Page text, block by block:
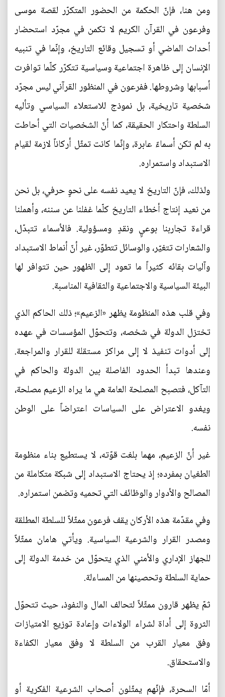
ومن هنا، فإنّ الحكمة من الحضور المتكرّر لقصة موسى
وفرعون في القرآن الكريم لا تكمن في مجرّد استحضار
أحداث الماضي أو تسجيل وقائع التاريخ، وإنّما في تنبيه
الإنسان إلى ظاهرة اجتماعية وسياسية تتكرّر كلّما توافرت
أسبابها وشروطها. ففرعون في المنظور القرآني ليس مجرّد
شخصية تاريخية، بل نموذج للاستعلاء السياسي وتأليه
السلطة واحتكار الحقيقة، كما أنّ الشخصيات التي أحاطت
به لم تكن أسماءً عابرة، وإنّما كانت تمثّل أركاناً لازمة لقيام
الاستبداد واستمراره.
ولذلك، فإنّ التاريخ لا يعيد نفسه على نحوٍ حرفي، بل نحن
من نعيد إنتاج أخطاء التاريخ كلّما غفلنا عن سننه، وأهملنا
قراءة تجاربنا بوعيٍ ونقدٍ ومسؤولية. فالأسماء تتبدّل،
والشعارات تتغيّر، والوسائل تتطوّر، غير أنّ أنماط الاستبداد
وآليات بقائه كثيراً ما تعود إلى الظهور حين تتوافر لها
البيئة السياسية والاجتماعية والثقافية المناسبة.
وفي قلب هذه المنظومة يظهر «الزعيم»؛ ذلك الحاكم الذي
تختزل الدولة في شخصه، وتتحوّل المؤسسات في عهده
إلى أدوات تنفيذ لا إلى مراكز مستقلة للقرار والمراجعة.
وعندها تبدأ الحدود الفاصلة بين الدولة والحاكم في
التآكل، فتصبح المصلحة العامة هي ما يراه الزعيم مصلحة،
ويغدو الاعتراض على السياسات اعتراضاً على الوطن
نفسه.
غير أنّ الزعيم، مهما بلغت قوّته، لا يستطيع بناء منظومة
الطغيان بمفرده؛ إذ يحتاج الاستبداد إلى شبكة متكاملة من
المصالح والأدوار والوظائف التي تحميه وتضمن استمراره.
وفي مقدّمة هذه الأركان يقف فرعون ممثّلاً للسلطة المطلقة
ومصدر القرار والشرعية السياسية. ويأتي هامان ممثّلاً
للجهاز الإداري والأمني الذي يتحوّل من خدمة الدولة إلى
حماية السلطة وتحصينها من المساءلة.
ثمّ يظهر قارون ممثّلاً لتحالف المال والنفوذ، حيث تتحوّل
الثروة إلى أداة لشراء الولاءات وإعادة توزيع الامتيازات
وفق معيار القرب من السلطة لا وفق معيار الكفاءة
والاستحقاق.
أمّا السحرة، فإنّهم يمثّلون أصحاب الشرعية الفكرية أو